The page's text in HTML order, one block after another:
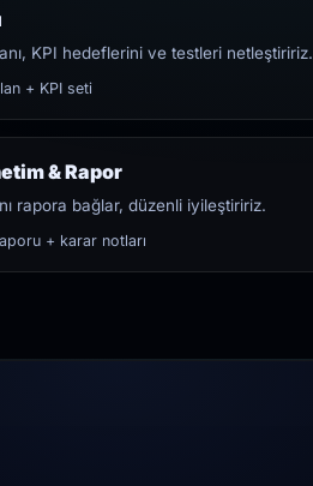
KPI hedeflerini ve testleri netleştiririz.
+ KPI seti
& Rapor
rapora bağlar, düzenli iyileştiririz.
+ karar notları